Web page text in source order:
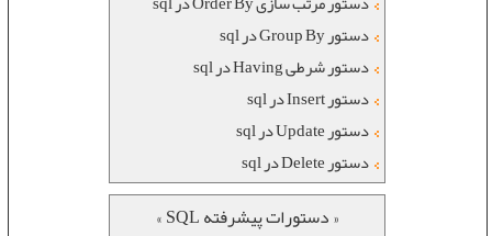
دستور Group By در sql
دستور شرطی Having در sql
دستور Insert در sql
دستور Update در sql
دستور Delete در sql
« دستورات پیشرفته SQL »